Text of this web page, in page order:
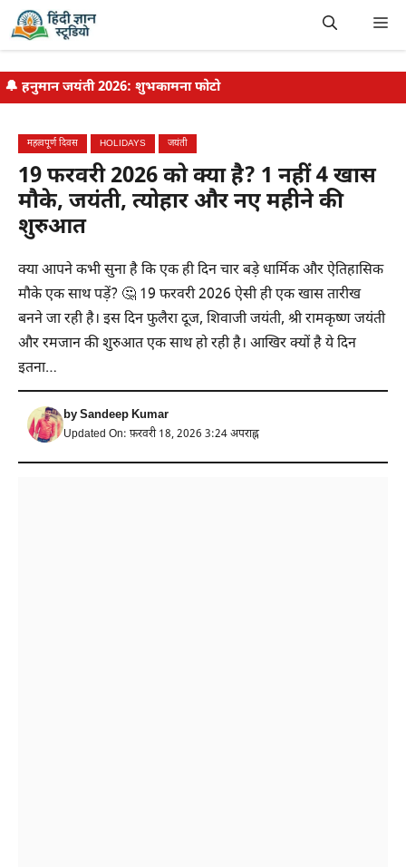
Skip
🔔 हनुमान जयंती 2026: शुभकामना फोटो
महत्वपूर्ण दिवस HOLIDAYS जयंती
19 फरवरी 2026 को क्या है? 1 नहीं 4 खास
मौके, जयंती, त्योहार और नए महीने की
शुरुआत
क्या आपने कभी सुना है कि एक ही दिन चार बड़े धार्मिक और ऐतिहासिक
मौके एक साथ पड़ें? 🤔 19 फरवरी 2026 ऐसी ही एक खास तारीख
बनने जा रही है। इस दिन फुलैरा दूज, शिवाजी जयंती, श्री रामकृष्ण जयंती
और रमजान की शुरुआत एक साथ हो रही है। आखिर क्यों है ये दिन
इतना…
bySandeep Kumar
Updated On: फ़रवरी 18, 2026 3:24 अपराह्न